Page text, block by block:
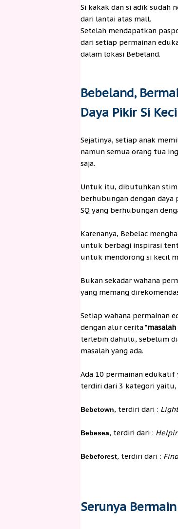
Si kakak dan si adik sudah
dari lantai atas mall.
Setelah mendapatkan
dari setiap permainan
dalam lokasi Bebeland.
Bebeland,
Daya Pikir Si
Sejatinya, setiap anak
namun semua orang tua
saja.
Untuk itu, dibutuhkan
berhubungan dengan daya
SQ yang berhubungan
Karenanya, Bebelac
untuk berbagi inspirasi
untuk mendorong si kecil
Bukan sekadar wahana
yang memang
Setiap wahana permainan
dengan alur cerita "
terlebih dahulu, sebelum
masalah yang ada.
Ada 10 permainan edukatif
terdiri dari 3 kategori yaitu,
Bebetown, terdiri dari :
Bebesea, terdiri dari :
Bebeforest, terdiri dari :
Serunya